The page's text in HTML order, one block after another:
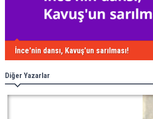
İnce'nin dansı, Kavuş'un sarılması!
Diğer Yazarlar